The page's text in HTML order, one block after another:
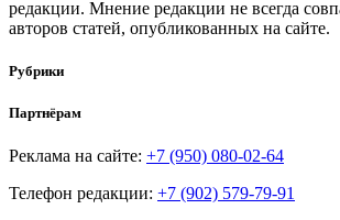
редакции. Мнение редакции не всегда
авторов статей, опубликованных на сайте.
Рубрики
Партнёрам
Реклама на сайте: +7 (950) 080-02-64
Телефон редакции: +7 (902) 579-79-91